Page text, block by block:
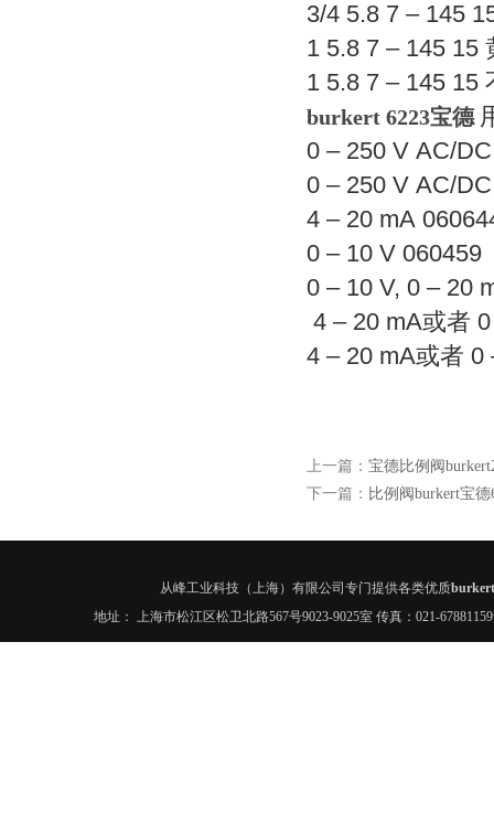
3/4 5.8 7 – 145
1 5.8 7 – 145 15
1 5.8 7 – 145 15
burkert 6223宝德
0 – 250 V AC/
0 – 250 V AC/
4 – 20 mA
0 – 10 V 060459
0 – 10 V, 0 – 20
4 – 20 mA或者
4 – 20 mA或者 0
上一篇： 宝德比例阀
下一篇： 比例阀burkert宝
从峰工业科技（上海）有限公司专门提供各类优质
地址： 上海市松江区松卫北路567号9023-9025室 传真：021-